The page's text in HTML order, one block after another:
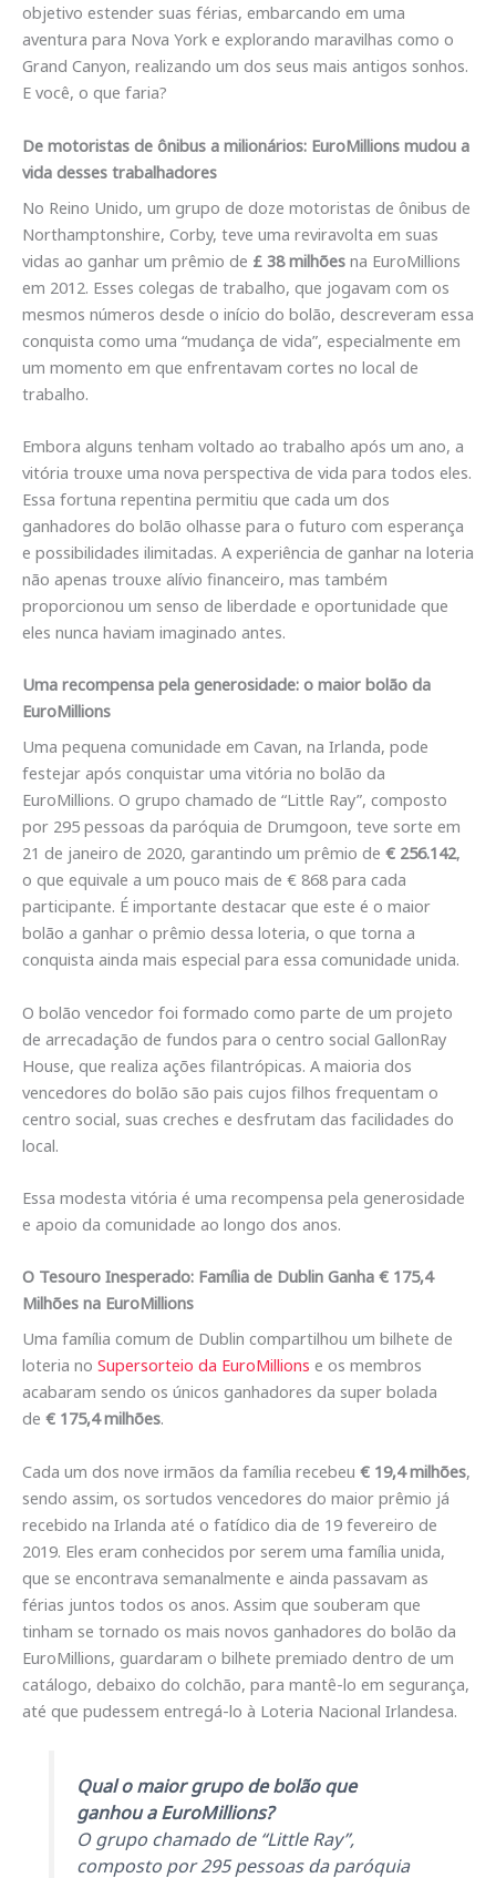
objetivo estender suas férias, embarcando em uma
aventura para Nova York e explorando maravilhas como o
Grand Canyon, realizando um dos seus mais antigos sonhos.
E você, o que faria?
De motoristas de ônibus a milionários: EuroMillions mudou a
vida desses trabalhadores
No Reino Unido, um grupo de doze motoristas de ônibus de
Northamptonshire, Corby, teve uma reviravolta em suas
vidas ao ganhar um prêmio de £ 38 milhões na EuroMillions
em 2012. Esses colegas de trabalho, que jogavam com os
mesmos números desde o início do bolão, descreveram essa
conquista como uma “mudança de vida”, especialmente em
um momento em que enfrentavam cortes no local de
trabalho.
Embora alguns tenham voltado ao trabalho após um ano, a
vitória trouxe uma nova perspectiva de vida para todos eles.
Essa fortuna repentina permitiu que cada um dos
ganhadores do bolão olhasse para o futuro com esperança
e possibilidades ilimitadas. A experiência de ganhar na loteria
não apenas trouxe alívio financeiro, mas também
proporcionou um senso de liberdade e oportunidade que
eles nunca haviam imaginado antes.
Uma recompensa pela generosidade: o maior bolão da
EuroMillions
Uma pequena comunidade em Cavan, na Irlanda, pode
festejar após conquistar uma vitória no bolão da
EuroMillions. O grupo chamado de “Little Ray”, composto
por 295 pessoas da paróquia de Drumgoon, teve sorte em
21 de janeiro de 2020, garantindo um prêmio de € 256.142,
o que equivale a um pouco mais de € 868 para cada
participante. É importante destacar que este é o maior
bolão a ganhar o prêmio dessa loteria, o que torna a
conquista ainda mais especial para essa comunidade unida.
O bolão vencedor foi formado como parte de um projeto
de arrecadação de fundos para o centro social GallonRay
House, que realiza ações filantrópicas. A maioria dos
vencedores do bolão são pais cujos filhos frequentam o
centro social, suas creches e desfrutam das facilidades do
local.
Essa modesta vitória é uma recompensa pela generosidade
e apoio da comunidade ao longo dos anos.
O Tesouro Inesperado: Família de Dublin Ganha € 175,4
Milhões na EuroMillions
Uma família comum de Dublin compartilhou um bilhete de
loteria no Supersorteio da EuroMillions e os membros
acabaram sendo os únicos ganhadores da super bolada
de € 175,4 milhões.
Cada um dos nove irmãos da família recebeu € 19,4 milhões,
sendo assim, os sortudos vencedores do maior prêmio já
recebido na Irlanda até o fatídico dia de 19 fevereiro de
2019. Eles eram conhecidos por serem uma família unida,
que se encontrava semanalmente e ainda passavam as
férias juntos todos os anos. Assim que souberam que
tinham se tornado os mais novos ganhadores do bolão da
EuroMillions, guardaram o bilhete premiado dentro de um
catálogo, debaixo do colchão, para mantê-lo em segurança,
até que pudessem entregá-lo à Loteria Nacional Irlandesa.
Qual o maior grupo de bolão que
ganhou a EuroMillions?
O grupo chamado de “Little Ray”,
composto por 295 pessoas da paróquia